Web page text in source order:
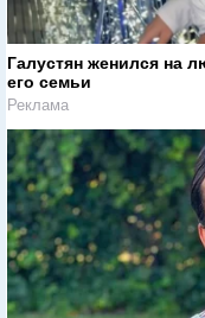
Галустян женился на
его семьи
Реклама